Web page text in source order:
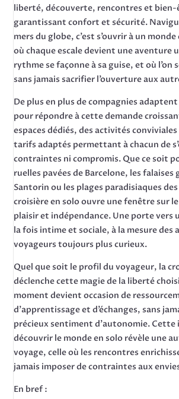
liberté, découverte, rencontres et
garantissant confort et sécurité.
mers du globe, c’est s’ouvrir à un
où chaque escale devient une aventure
rythme se façonne à sa guise, et où l’on
sans jamais sacrifier l’ouverture aux
De plus en plus de compagnies
pour répondre à cette demande
espaces dédiés, des activités
tarifs adaptés permettant à chacun de
contraintes ni compromis. Que ce soit
ruelles pavées de Barcelone, les falaises
Santorin ou les plages paradisiaques
croisière en solo ouvre une fenêtre sur
plaisir et indépendance. Une porte vers
la fois intime et sociale, à la mesure des
voyageurs toujours plus curieux.
Quel que soit le profil du voyageur, la
déclenche cette magie de la liberté
moment devient occasion de
d’apprentissage et d’échanges, sans
précieux sentiment d’autonomie.
découvrir le monde en solo révèle une
voyage, celle où les rencontres
jamais imposer de contraintes aux
En bref :